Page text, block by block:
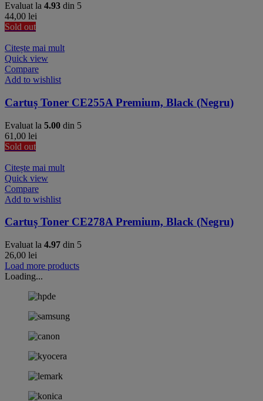
Evaluat la 4.93 din 5
44,00 lei
Sold out
Citește mai mult
Quick view
Compare
Add to wishlist
Cartuș Toner CE255A Premium, Black (Negru)
Evaluat la 5.00 din 5
61,00 lei
Sold out
Citește mai mult
Quick view
Compare
Add to wishlist
Cartuș Toner CE278A Premium, Black (Negru)
Evaluat la 4.97 din 5
26,00 lei
Load more products
Loading...